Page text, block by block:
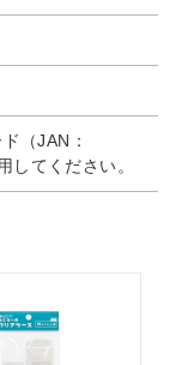
（JAN：
てください。